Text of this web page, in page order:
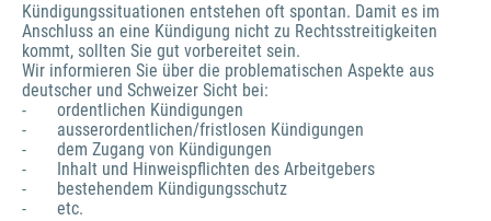
Kündigungssituationen entstehen oft spontan. Damit es im
Anschluss an eine Kündigung nicht zu Rechtsstreitigkeiten
kommt, sollten Sie gut vorbereitet sein.
Wir informieren Sie über die problematischen Aspekte aus
deutscher und Schweizer Sicht bei:
-	ordentlichen Kündigungen
-	ausserordentlichen/fristlosen Kündigungen
-	dem Zugang von Kündigungen
-	Inhalt und Hinweispflichten des Arbeitgebers
-	bestehendem Kündigungsschutz
-	etc.